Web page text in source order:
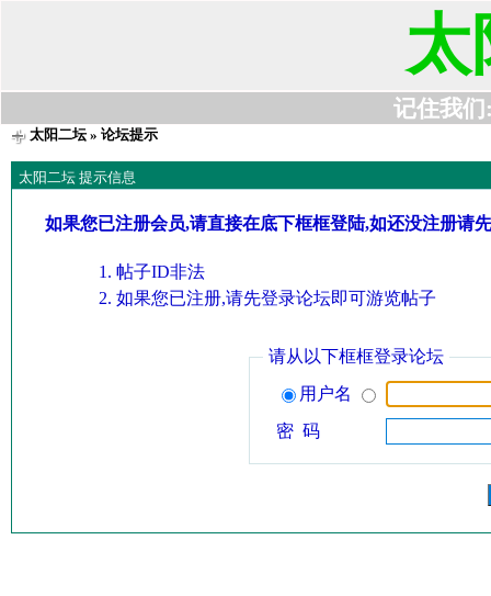
太
记住我们
太阳二坛» 论坛提示
太阳二坛 提示信息
如果您已注册会员,请直接在底下框框登陆,如还没注册请
帖子ID非法
如果您已注册,请先登录论坛即可游览帖子
请从以下框框登录论坛
用户名
密 码